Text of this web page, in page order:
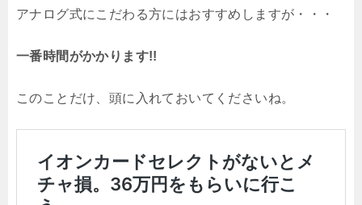
アナログ式にこだわる方にはおすすめしますが・・・
一番時間がかかります!!
このことだけ、頭に入れておいてくださいね。